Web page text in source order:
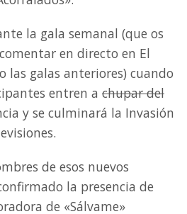
la gala semanal (que os
en directo en El
las galas anteriores) cuando
entren a chupar del
y se culminará la Invasión
de esos nuevos
la presencia de
de «Sálvame»